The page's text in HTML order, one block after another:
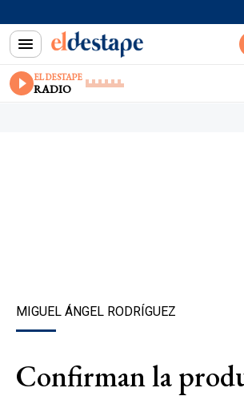
EL DESTAPE
RADIO
MIGUEL ÁNGEL RODRÍGUEZ
Confirman la